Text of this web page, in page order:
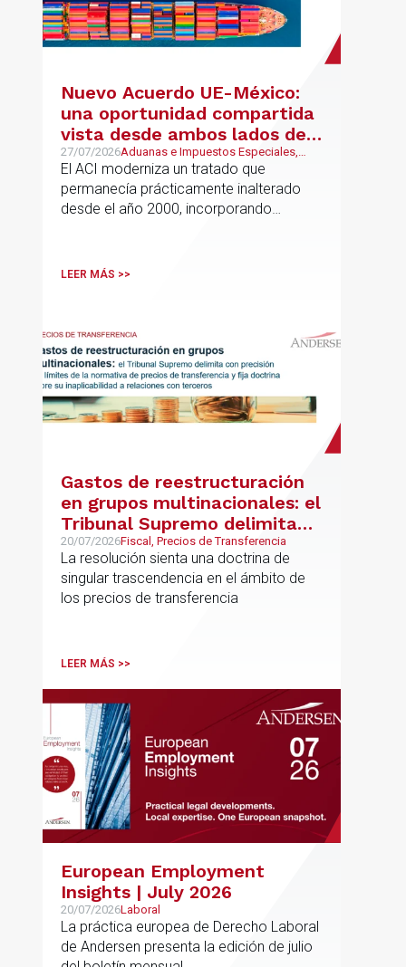
Nuevo Acuerdo UE-México:
una oportunidad compartida
vista desde ambos lados del
Atlántico
27/07/2026Aduanas e Impuestos Especiales,
Mexican Desk
El ACI moderniza un tratado que
permanecía prácticamente inalterado
desde el año 2000, incorporando
LEER MÁS >>
Gastos de reestructuración
en grupos multinacionales: el
Tribunal Supremo delimita
con precisión los límites de la
normativa de precios de
transferencia y fija doctrina
sobre su inaplicabilidad a
20/07/2026Fiscal, Precios de Transferencia
La resolución sienta una doctrina de
singular trascendencia en el ámbito de
los precios de transferencia
LEER MÁS >>
European Employment
Insights | July 2026
20/07/2026Laboral
La práctica europea de Derecho Laboral
de Andersen presenta la edición de julio